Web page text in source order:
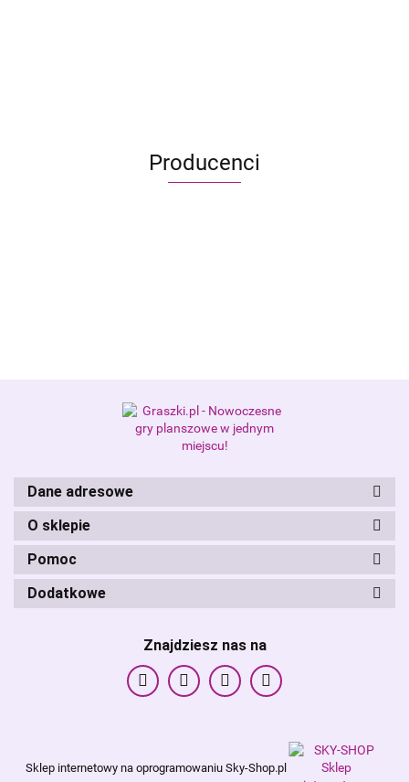
Producenci
Alis Games – producent gier
planszowych i RPG
Dane adresowe
O sklepie
Pomoc
Dodatkowe
Znajdziesz nas na
Sklep internetowy na oprogramowaniu Sky-Shop.pl